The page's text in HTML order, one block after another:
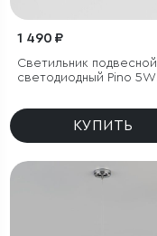
1 490 ₽
Светильник подвесной
светодиодный Pino 5W
КУПИТЬ